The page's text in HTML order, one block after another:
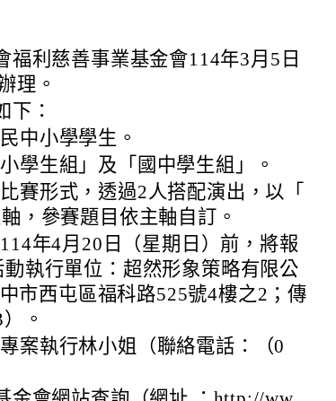
福利慈善事業基金會114年3月5日
理。
下：
中小學學生。
學生組」及「國中學生組」。
賽形式，透過2人搭配演出，以「
，參賽題目依主軸自訂。
年4月20日（星期日）前，將報
執行單位：超然形象策略有限公
市西屯區福科路525號4樓之2；傳
。
案執行林小姐（聯絡電話：（0